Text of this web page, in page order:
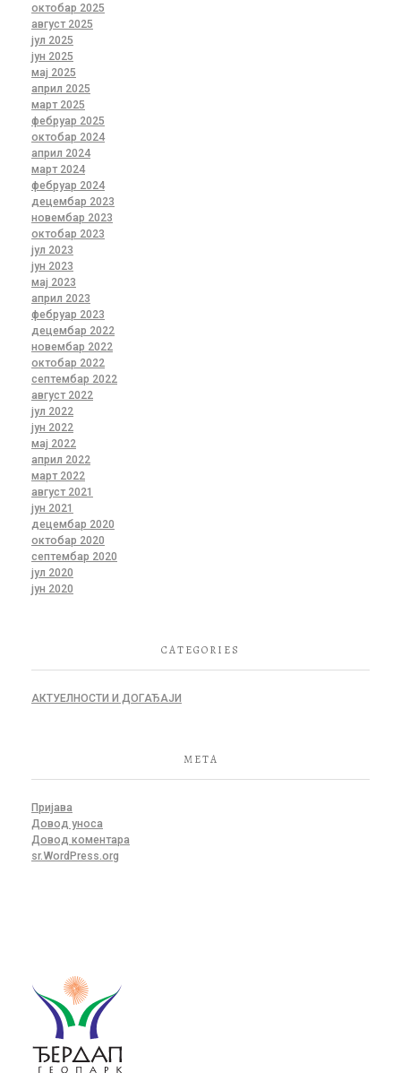
октобар 2025
август 2025
јул 2025
јун 2025
мај 2025
април 2025
март 2025
фебруар 2025
октобар 2024
април 2024
март 2024
фебруар 2024
децембар 2023
новембар 2023
октобар 2023
јул 2023
јун 2023
мај 2023
април 2023
фебруар 2023
децембар 2022
новембар 2022
октобар 2022
септембар 2022
август 2022
јул 2022
јун 2022
мај 2022
април 2022
март 2022
август 2021
јун 2021
децембар 2020
октобар 2020
септембар 2020
јул 2020
јун 2020
CATEGORIES
АКТУЕЛНОСТИ И ДОГАЂАЈИ
META
Пријава
Довод уноса
Довод коментара
sr.WordPress.org